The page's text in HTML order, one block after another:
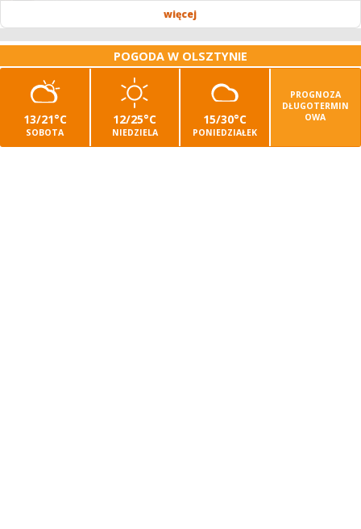
więcej
POGODA W OLSZTYNIE
13/21°C
SOBOTA
12/25°C
NIEDZIELA
15/30°C
PONIEDZIAŁEK
PROGNOZA
DŁUGOTERMIN
OWA